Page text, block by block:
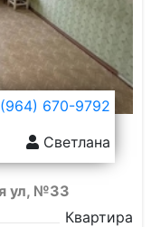
670-9792
Светлана
ул, №33
Квартира